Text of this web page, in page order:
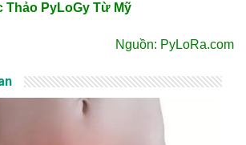
PyLoGy Từ Mỹ
Nguồn: PyLoRa.com